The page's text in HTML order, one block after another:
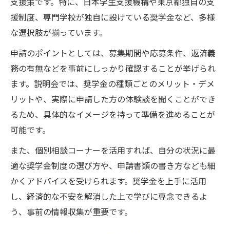
支援策です。特に、日本学生支援機構や東京都独自の支
援制度、専門学校が独自に設けている奨学金など、多様
な選択肢が揃っています。
申請のポイントとしては、募集期間や応募条件、返済義
務の有無などを事前にしっかり確認することが挙げられ
ます。説明会では、奨学金の種類ごとのメリット・デメ
リットや、実際に申請した方の体験談を聞くことができ
るため、具体的なイメージを持って準備を進めることが
可能です。
また、個別相談コーナーを活用すれば、自分の状況に最
適な奨学金制度の選び方や、申請書類の書き方なども細
かくアドバイスを受けられます。奨学金を上手に活用
し、経済的な不安を解消した上で学びに専念できるよ
う、事前の情報収集が重要です。